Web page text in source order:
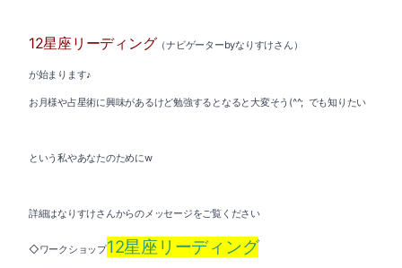
12星座リーディング （ナビゲーターbyなりすけさん）
が始まります♪
お月様や占星術に興味があるけど勉強するとなると大変そう(^^; でも知りたい
という私やあなたのためにw
詳細はなりすけさんからのメッセージをご覧ください
◇ワークショップ12星座リーディング